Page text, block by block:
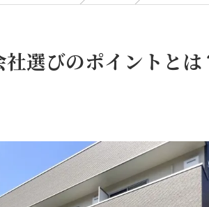
選びのポイントとは